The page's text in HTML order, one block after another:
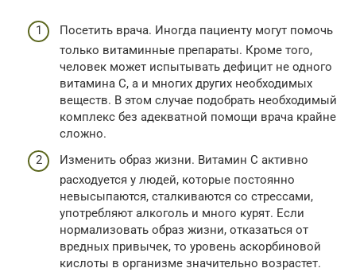
Посетить врача. Иногда пациенту могут помочь
только витаминные препараты. Кроме того,
человек может испытывать дефицит не одного
витамина С, а и многих других необходимых
веществ. В этом случае подобрать необходимый
комплекс без адекватной помощи врача крайне
сложно.
Изменить образ жизни. Витамин С активно
расходуется у людей, которые постоянно
невысыпаются, сталкиваются со стрессами,
употребляют алкоголь и много курят. Если
нормализовать образ жизни, отказаться от
вредных привычек, то уровень аскорбиновой
кислоты в организме значительно возрастет.